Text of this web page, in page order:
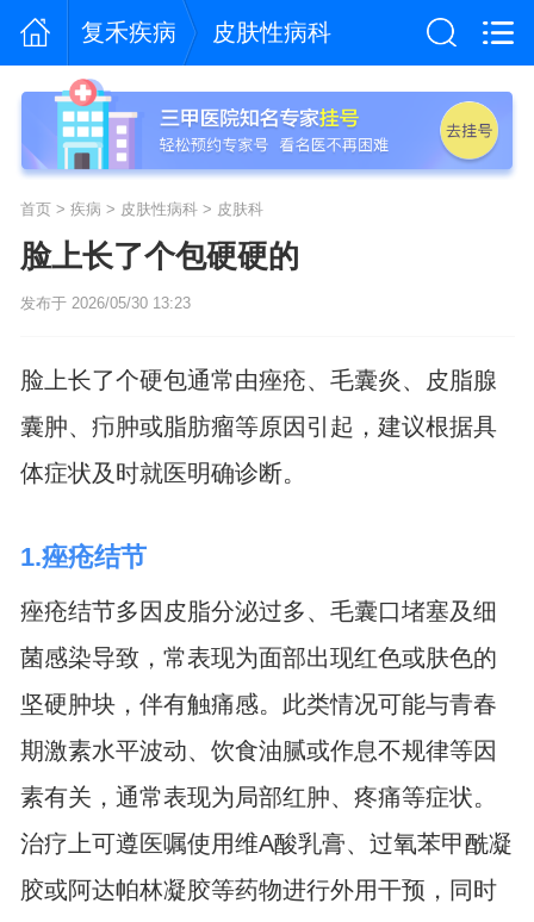
复禾疾病 皮肤性病科
首页> 疾病 > 皮肤性病科> 皮肤科
脸上长了个包硬硬的
发布于 2026/05/30 13:23
脸上长了个硬包通常由痤疮、毛囊炎、皮脂腺
囊肿、疖肿或脂肪瘤等原因引起，建议根据具
体症状及时就医明确诊断。
1.痤疮结节
痤疮结节多因皮脂分泌过多、毛囊口堵塞及细
菌感染导致，常表现为面部出现红色或肤色的
坚硬肿块，伴有触痛感。此类情况可能与青春
期激素水平波动、饮食油腻或作息不规律等因
素有关，通常表现为局部红肿、疼痛等症状。
治疗上可遵医嘱使用维A酸乳膏、过氧苯甲酰凝
胶或阿达帕林凝胶等药物进行外用干预，同时